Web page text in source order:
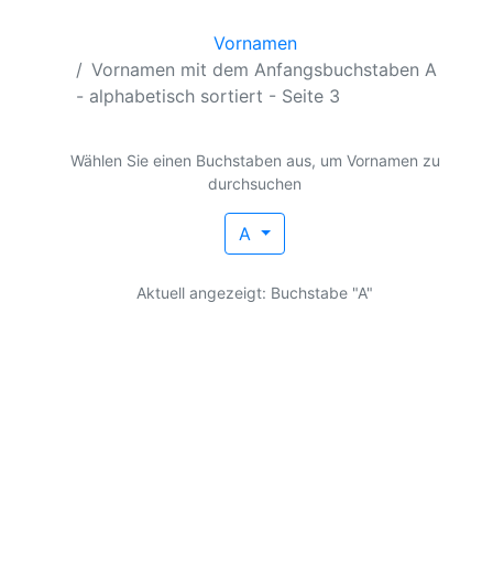
Vornamen
Vornamen mit dem Anfangsbuchstaben A
- alphabetisch sortiert - Seite 3
Nach Anfangsbuchstaben
Wählen Sie einen Buchstaben aus, um Vornamen zu
durchsuchen
A
Aktuell angezeigt: Buchstabe "A"